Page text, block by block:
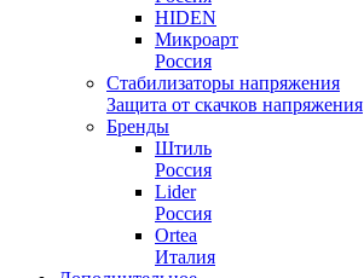
HIDEN
Микроарт
Россия
Стабилизаторы напряжения
Защита от скачков напряжения
Бренды
Штиль
Россия
Lider
Россия
Ortea
Италия